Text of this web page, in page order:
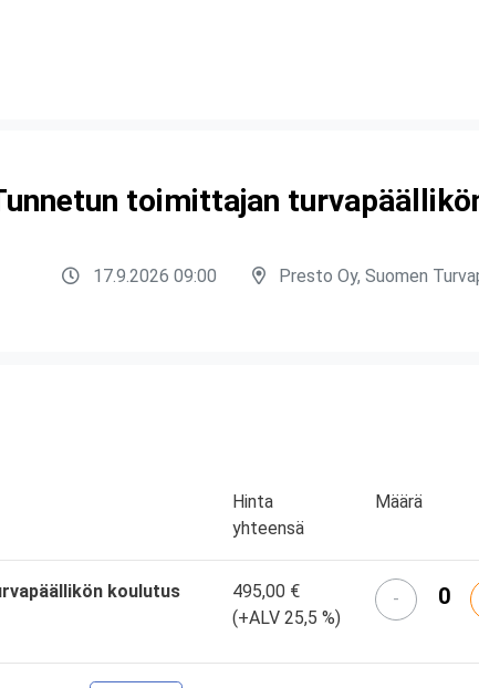
toimittajan
17.9.2026 09:00 Presto Oy, Suomen
Hinta
yhteensä
Määrä
koulutus
495,00 €
(+ALV 25,5 %)
-